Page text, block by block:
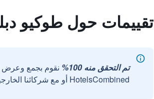
تقييمات حول طوكيو
تم التحقق منه 100%
نقوم بجمع وعرض
HotelsCombined أو مع شركائنا الخارجيين الموثوقين.